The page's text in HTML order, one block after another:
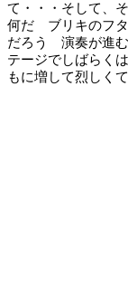
て・・・そして、
何だ ブリキのフタ
だろう 演奏が進
テージでしばらく
もに増して烈しく